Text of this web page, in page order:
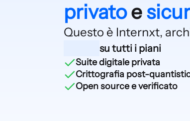
privatoe
Questo è Internxt,
su tutti i piani
Suite digitale privata
Crittografia post-
Open source e verificato